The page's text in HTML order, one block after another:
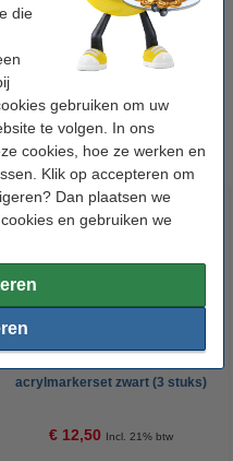
die
gebruiken om uw
te volgen. In ons
cookies, hoe ze werken en
Klik op accepteren om
Dan plaatsen we
en gebruiken we
350
acrylmarkerset zwart (3 stuks)
€ 12,50 Incl. 21% btw